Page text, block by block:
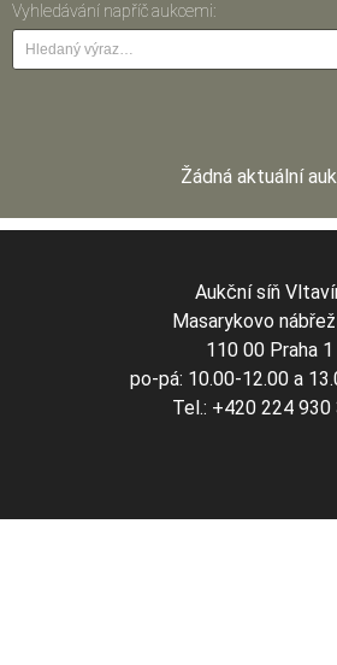
Vyhledávání napříč aukcemi:
Žádná aktuální
Aukční síň
Masarykovo
110 00 Praha 1
po-pá: 10.00-12.00 a
Tel.: +420 224 930